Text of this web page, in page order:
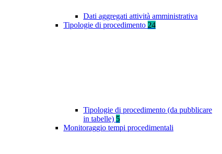
Dati aggregati attività amministrativa
Tipologie di procedimento 24
Tipologie di procedimento (da pubblicare
in tabelle) 5
Monitoraggio tempi procedimentali